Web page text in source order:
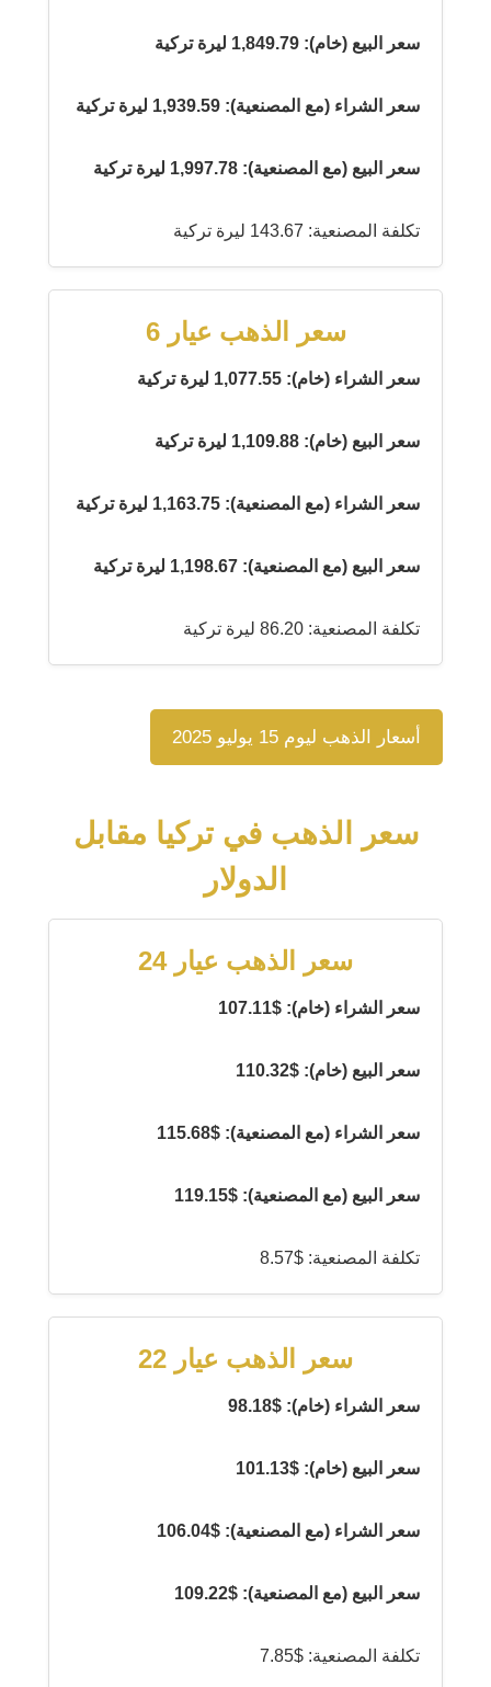
سعر البيع (خام): 1,849.79 ليرة تركية
سعر الشراء (مع المصنعية): 1,939.59 ليرة تركية
سعر البيع (مع المصنعية): 1,997.78 ليرة تركية
تكلفة المصنعية: 143.67 ليرة تركية
سعر الذهب عيار 6
سعر الشراء (خام): 1,077.55 ليرة تركية
سعر البيع (خام): 1,109.88 ليرة تركية
سعر الشراء (مع المصنعية): 1,163.75 ليرة تركية
سعر البيع (مع المصنعية): 1,198.67 ليرة تركية
تكلفة المصنعية: 86.20 ليرة تركية
أسعار الذهب ليوم 15 يوليو 2025
سعر الذهب في تركيا مقابل
الدولار
سعر الذهب عيار 24
سعر الشراء (خام): $107.11
سعر البيع (خام): $110.32
سعر الشراء (مع المصنعية): $115.68
سعر البيع (مع المصنعية): $119.15
تكلفة المصنعية: $8.57
سعر الذهب عيار 22
سعر الشراء (خام): $98.18
سعر البيع (خام): $101.13
سعر الشراء (مع المصنعية): $106.04
سعر البيع (مع المصنعية): $109.22
تكلفة المصنعية: $7.85